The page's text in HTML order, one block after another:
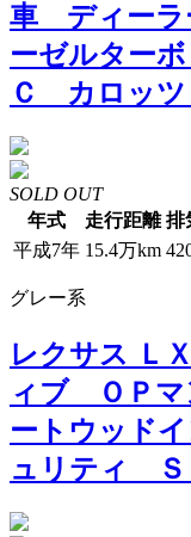
車 ディーラ
ーゼルター
Ｃ カロッツ
SOLD OUT
年式
走行距離 排
平成7年 15.4万km
グレー系
レクサス Ｌ
ィブ ＯＰマ
ートウッド
ュリティ